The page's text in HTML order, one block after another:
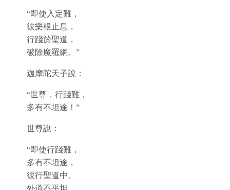
“即使入定難，
彼樂根止息，
行踐於聖道，
破除魔羅網。”
迦摩陀天子說：
“世尊，行踐難，
多有不坦途！”
世尊說：
“即使行踐難，
多有不坦途，
彼行聖道中。
外道不平坦，